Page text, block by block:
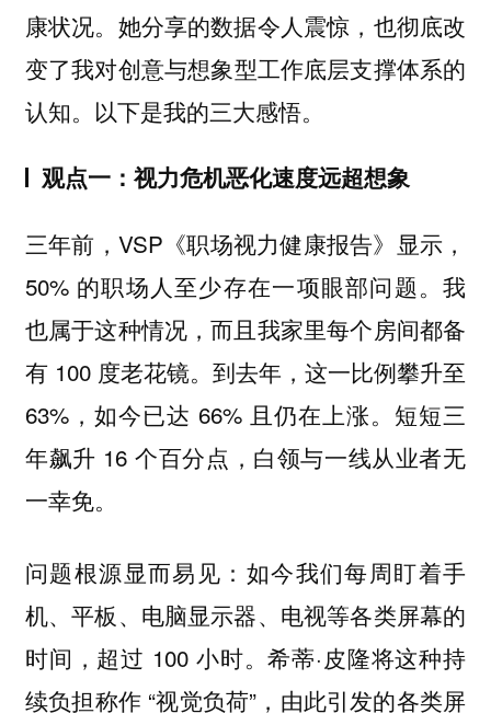
康状况。她分享的数据令人震惊，也彻底改
变了我对创意与想象型工作底层支撑体系的
认知。以下是我的三大感悟。
观点一：视力危机恶化速度远超想象
三年前，VSP《职场视力健康报告》显示，
50% 的职场人至少存在一项眼部问题。我
也属于这种情况，而且我家里每个房间都备
有 100 度老花镜。到去年，这一比例攀升至
63%，如今已达 66% 且仍在上涨。短短三
年飙升 16 个百分点，白领与一线从业者无
一幸免。
问题根源显而易见：如今我们每周盯着手
机、平板、电脑显示器、电视等各类屏幕的
时间，超过 100 小时。希蒂·皮隆将这种持
续负担称作 “视觉负荷”，由此引发的各类屏